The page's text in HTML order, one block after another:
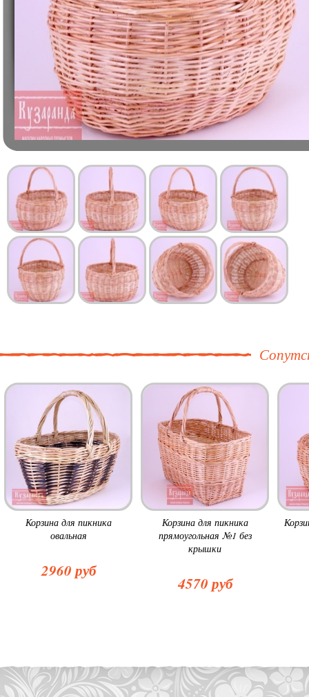
Корзина для пикника
овальная
2960 руб
Корзина для пикника
прямоугольная №1 без
крышки
4570 руб